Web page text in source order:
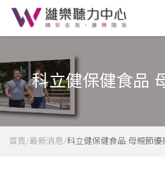
科立健保健食品
首頁 最新消息 科立健保健食品 母親節優